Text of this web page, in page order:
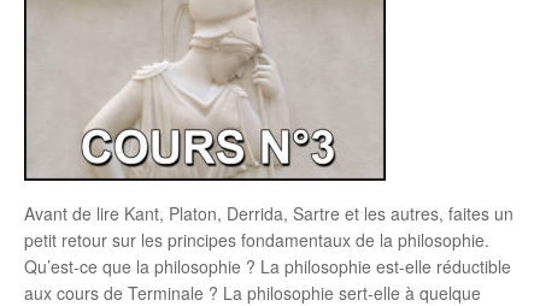
Avant de lire Kant, Platon, Derrida, Sartre et les autres, faites un
petit retour sur les principes fondamentaux de la philosophie.
Qu’est-ce que la philosophie ? La philosophie est-elle réductible
aux cours de Terminale ? La philosophie sert-elle à quelque